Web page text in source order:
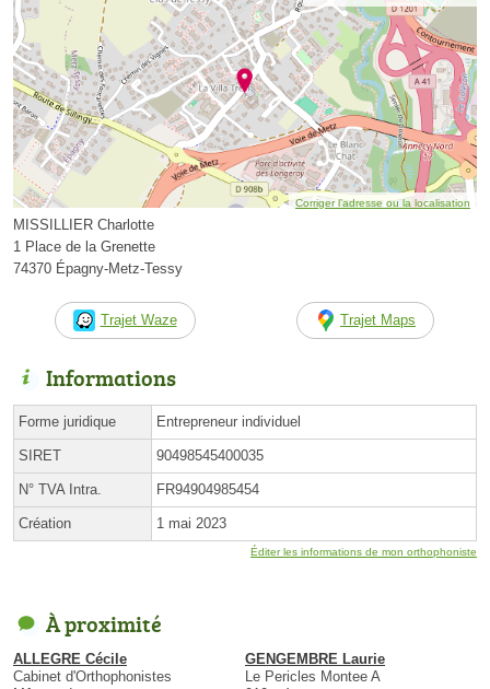
Corriger l’adresse ou la localisation
MISSILLIER Charlotte
1 Place de la Grenette
74370 Épagny-Metz-Tessy
Trajet Waze Trajet Maps
Informations
Forme juridique Entrepreneur individuel
SIRET 90498545400035
N° TVA Intra. FR94904985454
Création 1 mai 2023
Éditer les informations de mon orthophoniste
À proximité
ALLEGRE Cécile
Cabinet d'Orthophonistes
GENGEMBRE Laurie
Le Pericles Montee A